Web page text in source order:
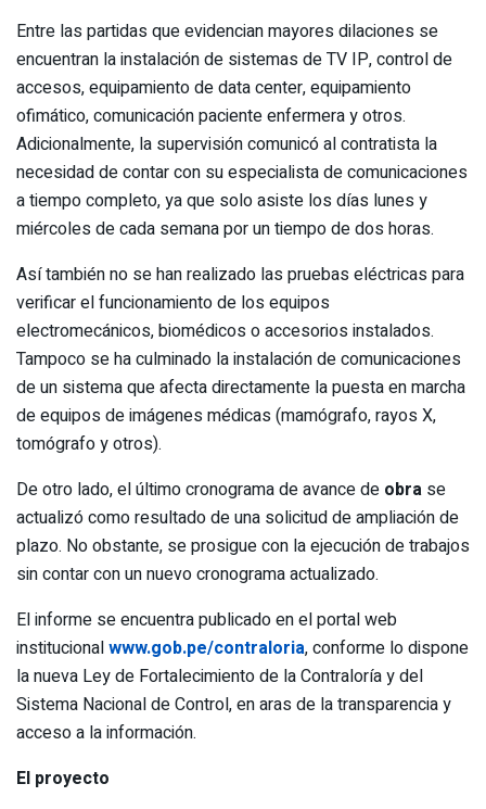
Entre las partidas que evidencian mayores dilaciones se
encuentran la instalación de sistemas de TV IP, control de
accesos, equipamiento de data center, equipamiento
ofimático, comunicación paciente enfermera y otros.
Adicionalmente, la supervisión comunicó al contratista la
necesidad de contar con su especialista de comunicaciones
a tiempo completo, ya que solo asiste los días lunes y
miércoles de cada semana por un tiempo de dos horas.
Así también no se han realizado las pruebas eléctricas para
verificar el funcionamiento de los equipos
electromecánicos, biomédicos o accesorios instalados.
Tampoco se ha culminado la instalación de comunicaciones
de un sistema que afecta directamente la puesta en marcha
de equipos de imágenes médicas (mamógrafo, rayos X,
tomógrafo y otros).
De otro lado, el último cronograma de avance de obra se
actualizó como resultado de una solicitud de ampliación de
plazo. No obstante, se prosigue con la ejecución de trabajos
sin contar con un nuevo cronograma actualizado.
El informe se encuentra publicado en el portal web
institucionalwww.gob.pe/contraloria, conforme lo dispone
la nueva Ley de Fortalecimiento de la Contraloría y del
Sistema Nacional de Control, en aras de la transparencia y
acceso a la información.
El proyecto